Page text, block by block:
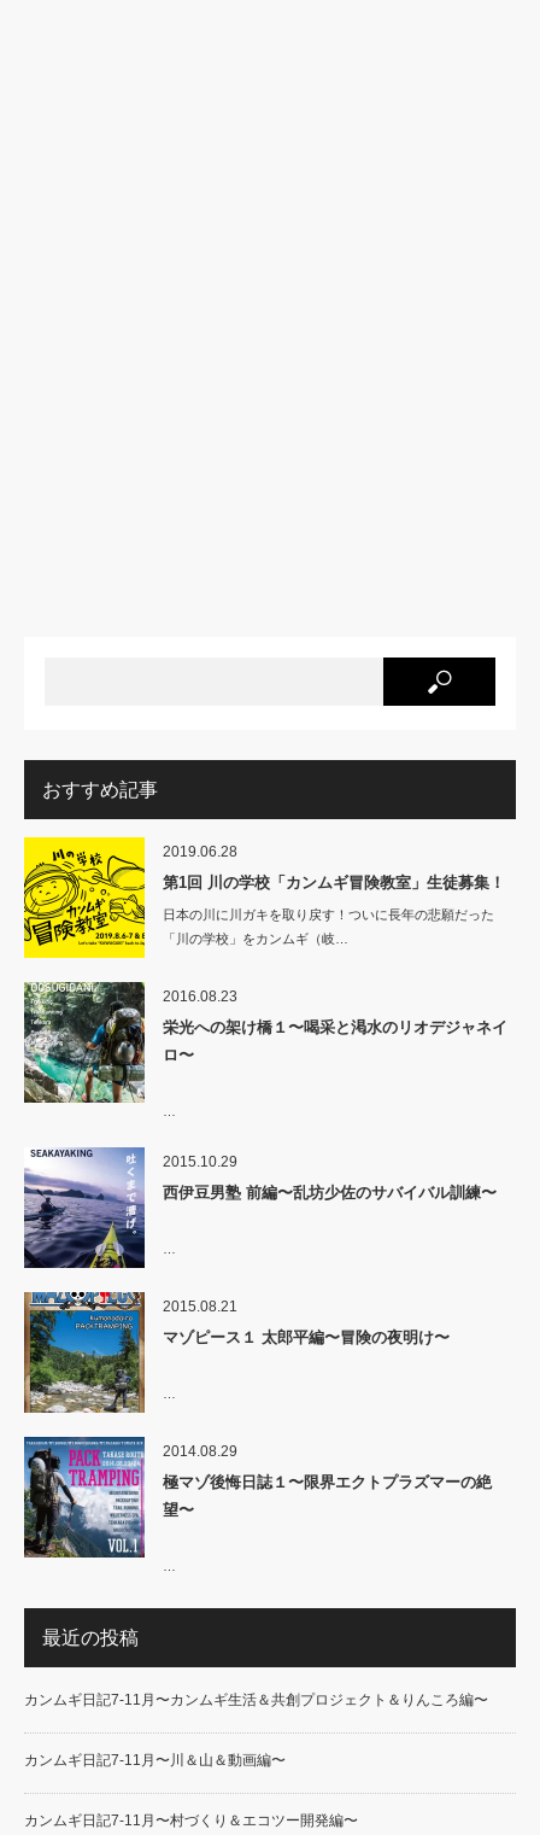
おすすめ記事
2019.06.28
第1回 川の学校「カンムギ冒険教室」生徒募集！
日本の川に川ガキを取り戻す！ついに長年の悲願だった
「川の学校」をカンムギ（岐…
2016.08.23
栄光への架け橋１〜喝采と渇水のリオデジャネイ
ロ〜
2015.10.29
西伊豆男塾 前編〜乱坊少佐のサバイバル訓練〜
2015.08.21
マゾピース１ 太郎平編〜冒険の夜明け〜
2014.08.29
極マゾ後悔日誌１〜限界エクトプラズマーの絶
望〜
最近の投稿
カンムギ日記7-11月〜カンムギ生活＆共創プロジェクト＆りんころ編〜
カンムギ日記7-11月〜川＆山＆動画編〜
カンムギ日記7-11月〜村づくり＆エコツー開発編〜